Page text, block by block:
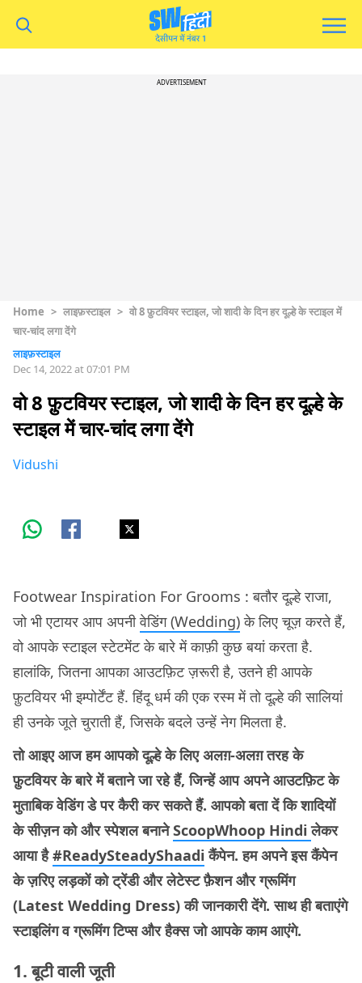
ADVERTISEMENT
Home > लाइफ़स्टाइल > वो 8 फ़ुटवियर स्टाइल, जो शादी के दिन हर दूल्हे के स्टाइल में
चार-चांद लगा देंगे
लाइफ़स्टाइल
Dec 14, 2022 at 07:01 PM
वो 8 फ़ुटवियर स्टाइल, जो शादी के दिन हर दूल्हे के
स्टाइल में चार-चांद लगा देंगे
Vidushi
Footwear Inspiration For Grooms : बतौर दूल्हे राजा,
जो भी एटायर आप अपनीवेडिंग (Wedding)के लिए चूज़ करते हैं,
वो आपके स्टाइल स्टेटमेंट के बारे में काफ़ी कुछ बयां करता है.
हालांकि, जितना आपका आउटफ़िट ज़रूरी है, उतने ही आपके
फ़ुटवियर भी इम्पोर्टेंट हैं. हिंदू धर्म की एक रस्म में तो दूल्हे की सालियां
ही उनके जूते चुराती हैं, जिसके बदले उन्हें नेग मिलता है.
तो आइए आज हम आपको दूल्हे के लिए अलग़-अलग़ तरह के
फ़ुटवियर के बारे में बताने जा रहे हैं, जिन्हें आप अपने आउटफ़िट के
मुताबिक वेडिंग डे पर कैरी कर सकते हैं. आपको बता दें कि शादियों
के सीज़न को और स्पेशल बनानेScoopWhoop Hindiलेकर
आया है#ReadySteadyShaadi कैंपेन. हम अपने इस कैंपेन
के ज़रिए लड़कों को ट्रेंडी और लेटेस्ट फ़ैशन और ग्रूमिंग
(Latest Wedding Dress) की जानकारी देंगे. साथ ही बताएंगे
स्टाइलिंग व ग्रूमिंग टिप्स और हैक्स जो आपके काम आएंगे.
1. बूटी वाली जूती